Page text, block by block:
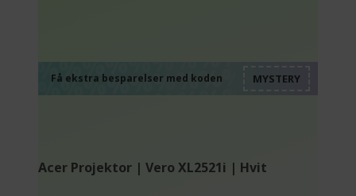
Få ekstra besparelser med koden
Acer Projektor | Vero XL2521i | Hvit